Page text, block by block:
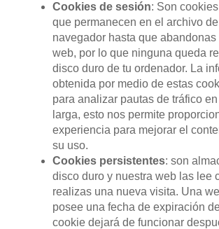
Cookies de sesión: Son
que permanecen en el archivo
navegador hasta que
web, por lo que ninguna queda
disco duro de tu ordenador. La
obtenida por medio de estas
para analizar pautas de tráfico
larga, esto nos permite
experiencia para mejorar el
su uso.
Cookies persistentes: son
disco duro y nuestra web las lee
realizas una nueva visita. Una
posee una fecha de expiración
cookie dejará de funcionar